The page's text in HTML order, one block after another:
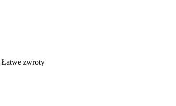
Łatwe zwroty